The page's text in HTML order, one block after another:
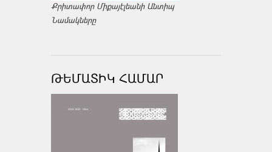
Քրիտափոր Միքայէլեանի Անտիպ
Նամակները
ԹԵՄԱՏԻԿ ՀԱՄԱՐ